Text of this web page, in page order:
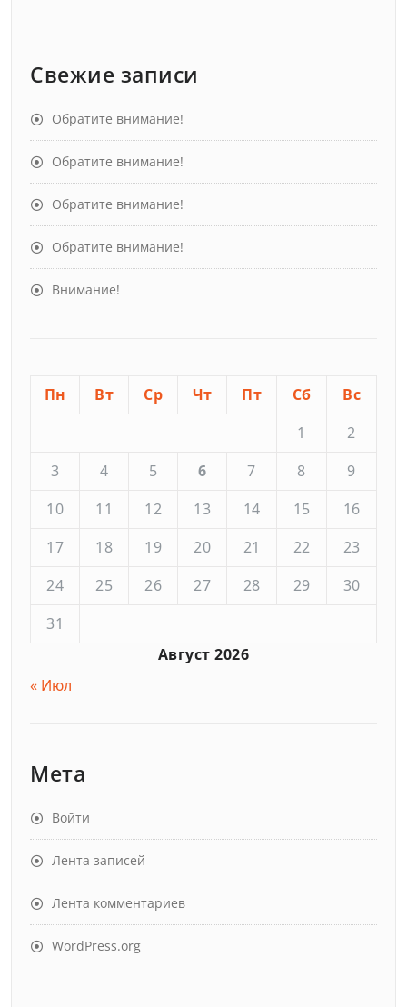
Свежие записи
Обратите внимание!
Обратите внимание!
Обратите внимание!
Обратите внимание!
Внимание!
Август 2026
Пн Вт Ср Чт Пт Сб
Вс
1
2
3
4 5 6 7 8
9
10
11 12 13 14 15
16
17
18 19 20 21 22
23
24
25 26 27 28 29
30
31
« Июл
Мета
Войти
Лента записей
Лента комментариев
WordPress.org